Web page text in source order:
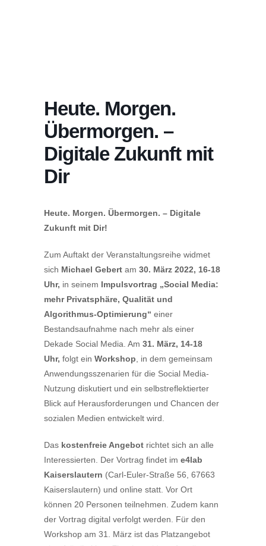
Heute. Morgen.
Übermorgen. –
Digitale Zukunft mit
Dir
Heute. Morgen. Übermorgen. – Digitale
Zukunft mit Dir!
Zum Auftakt der Veranstaltungsreihe widmet
sich Michael Gebert am 30. März 2022, 16-18
Uhr, in seinem Impulsvortrag „Social Media:
mehr Privatsphäre, Qualität und
Algorithmus-Optimierung“ einer
Bestandsaufnahme nach mehr als einer
Dekade Social Media. Am 31. März, 14-18
Uhr, folgt ein Workshop , in dem gemeinsam
Anwendungsszenarien für die Social Media-
Nutzung diskutiert und ein selbstreflektierter
Blick auf Herausforderungen und Chancen der
sozialen Medien entwickelt wird.
Das kostenfreie Angebot richtet sich an alle
Interessierten. Der Vortrag findet im e4lab
Kaiserslautern (Carl-Euler-Straße 56, 67663
Kaiserslautern) und online statt. Vor Ort
können 20 Personen teilnehmen. Zudem kann
der Vortrag digital verfolgt werden. Für den
Workshop am 31. März ist das Platzangebot